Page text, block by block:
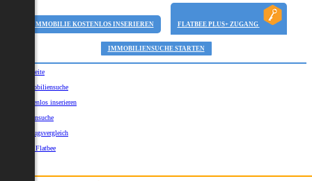
IMMOBILIE KOSTENLOS INSERIEREN FLATBEE PLUS+ ZUGANG
IMMOBILIENSUCHE STARTEN
Startseite
Immobiliensuche
Kostenlos inserieren
Kartensuche
Umzugsvergleich
Über Flatbee